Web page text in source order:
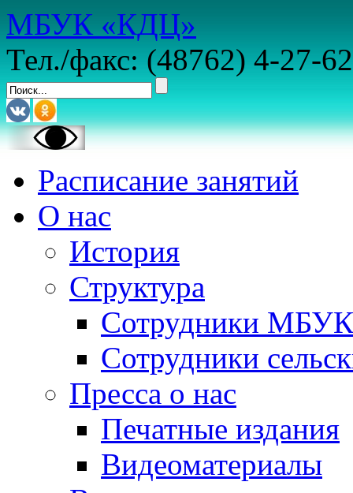
МБУК «КДЦ»
Тел./факс: (48762) 4-27-62
Расписание занятий
О нас
История
Структура
Сотрудники
Сотрудники
Пресса о нас
Печатные издания
Видеоматериалы